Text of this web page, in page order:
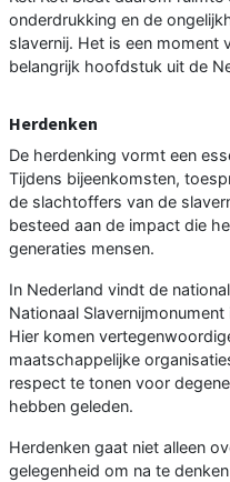
onderdrukking en de
slavernij. Het is een moment
belangrijk hoofdstuk uit de
Herdenken
De herdenking vormt een
Tijdens bijeenkomsten,
de slachtoffers van de
besteed aan de impact die
generaties mensen.
In Nederland vindt de
Nationaal
Hier komen
maatschappelijke
respect te tonen voor
hebben geleden.
Herdenken gaat niet alleen
gelegenheid om na te